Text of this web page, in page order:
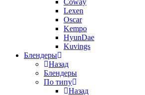
Coway
Lexen
Oscar
Kempo
HyunDae
Kuvings
Блендеры
Назад
Блендеры
По типу
Назад